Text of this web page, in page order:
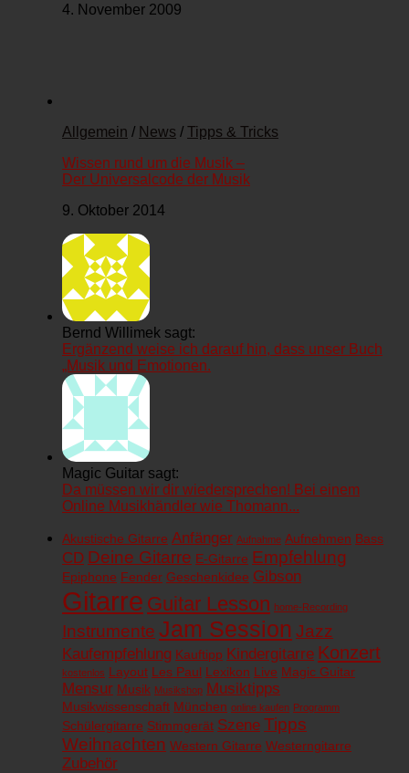
4. November 2009
Allgemein / News / Tipps & Tricks
Wissen rund um die Musik –
Der Universalcode der Musik
9. Oktober 2014
Bernd Willimek sagt:
Ergänzend weise ich darauf hin, dass unser Buch
„Musik und Emotionen.
Magic Guitar sagt:
Da müssen wir dir wiedersprechen! Bei einem
Online Musikhändler wie Thomann...
Akustische Gitarre Anfänger Aufnahme Aufnehmen Bass
CD Deine Gitarre E-Gitarre Empfehlung
Epiphone Fender Geschenkidee Gibson
Gitarre Guitar Lesson home-Recording
Instrumente Jam Session Jazz
Kaufempfehlung Kauftipp Kindergitarre Konzert
kostenlos Layout Les Paul Lexikon Live Magic Guitar
Mensur Musik Musikshop Musiktipps
Musikwissenschaft München online kaufen Programm
Schülergitarre Stimmgerät Szene Tipps
Weihnachten Western Gitarre Westerngitarre
Zubehör